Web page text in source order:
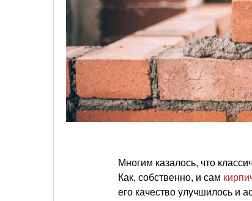
Многим казалось, что
Как, собственно, и сам
его качество улучшилось и